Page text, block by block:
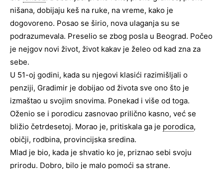
nišana, dobijaju keš na ruke, na vreme, kako je
dogovoreno. Posao se širio, nova ulaganja su se
podrazumevala. Preselio se zbog posla u Beograd. Počeo
je nejgov novi život, život kakav je želeo od kad zna za
sebe.
U 51-oj godini, kada su njegovi klasići razimišljali o
penziji, Gradimir je dobijao od života sve ono što je
izmaštao u svojim snovima. Ponekad i više od toga.
Oženio se i porodicu zasnovao prilično kasno, već se
bližio četrdesetoj. Morao je, pritiskala ga je porodica,
običji, rodbina, provincijska sredina.
Mlad je bio, kada je shvatio ko je, priznao sebi svoju
prirodu. Dobro, bilo je malo pomoći sa strane.